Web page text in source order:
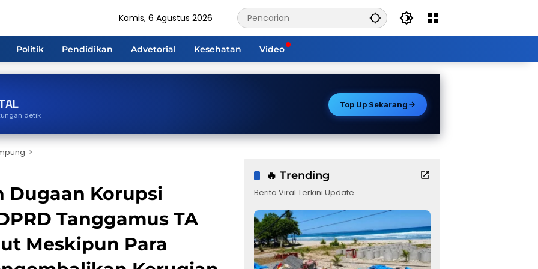
Kamis, 6 Agustus 2026
Politik Pendidikan Advetorial Kesehatan Video
detik
Top Up Sekarang
Dugaan Korupsi
Tanggamus TA
Meskipun Para
🔥 Trending
Berita Viral Terkini Update